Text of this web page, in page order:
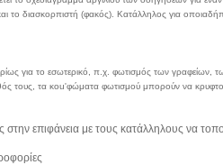
το διασκορπιστή (φακός). Κατάλληλος για
για το εσωτερικό, π.χ. φωτισμός των γραφείων,
τους, τα κοu'φώματα φωτισμού μπορούν να
στην επιφάνεια με τους κατάλληλους να